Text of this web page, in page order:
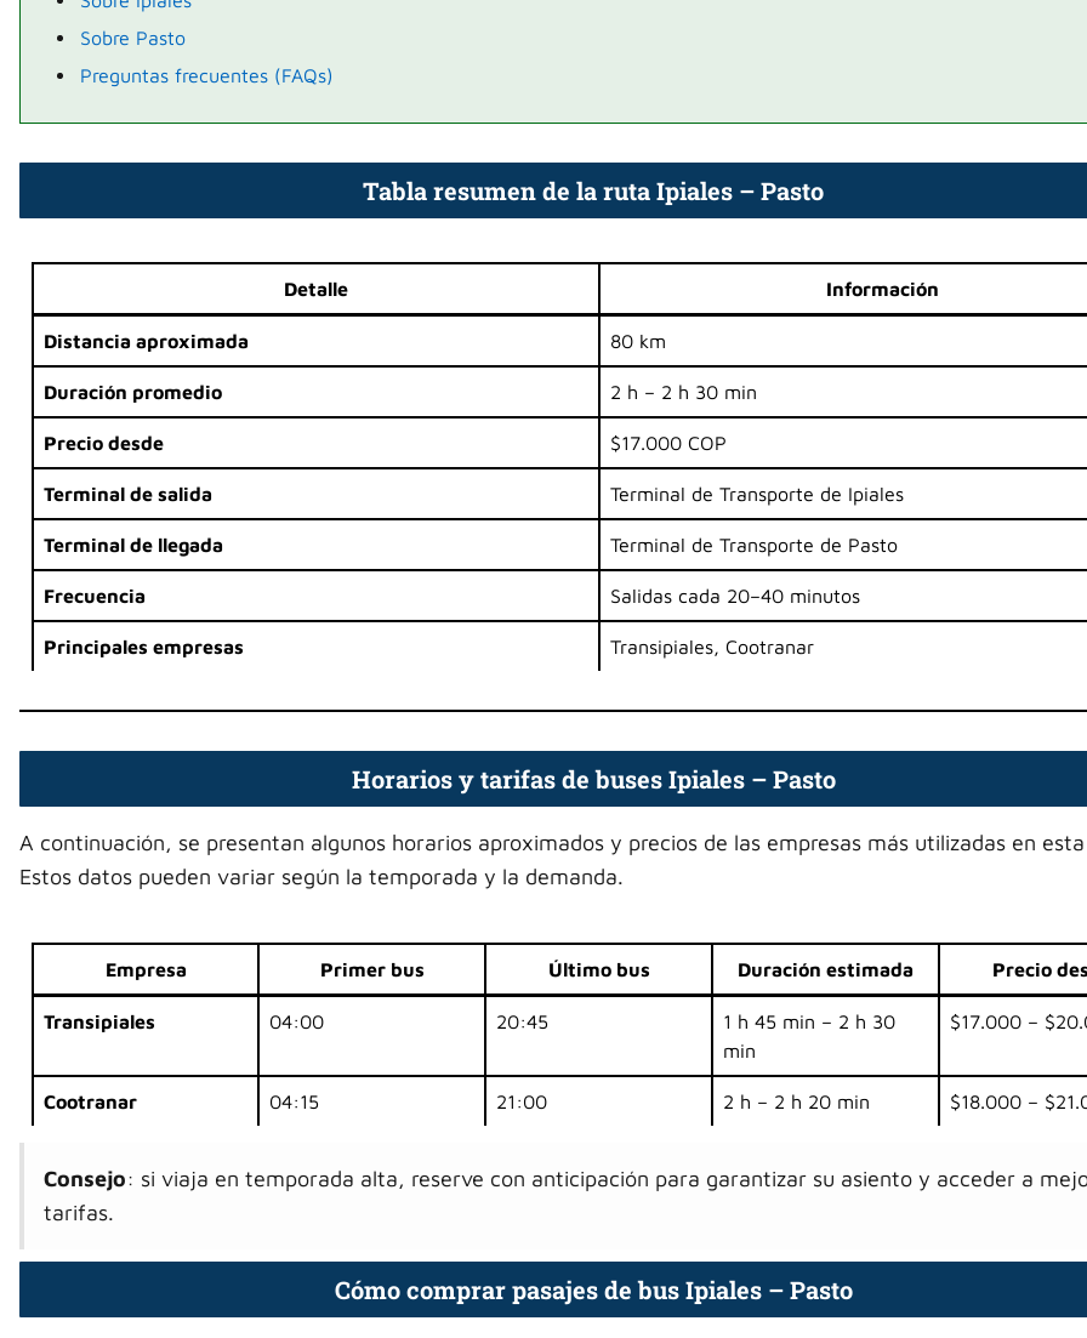
Sobre Pasto
Preguntas frecuentes (FAQs)
Tabla resumen de la ruta Ipiales – Pasto
Detalle Información
Distancia aproximada 80 km
Duración promedio 2 h – 2 h 30 min
Precio desde $17.000 COP
Terminal de salida Terminal de Transporte de Ipiales
Terminal de llegada Terminal de Transporte de Pasto
Frecuencia Salidas cada 20–40 minutos
Principales empresas Transipiales, Cootranar
Horarios y tarifas de buses Ipiales – Pasto
A continuación, se presentan algunos horarios aproximados y precios de las empresas más utilizadas en
Estos datos pueden variar según la temporada y la demanda.
Empresa Primer bus Último bus Duración estimada Precio
Transipiales 04:00 20:45
1 h 45 min – 2 h 30
min
$17.000 –
Cootranar 04:15 21:00 2 h – 2 h 20 min $18.000 –
Consejo: si viaja en temporada alta, reserve con anticipación para garantizar su asiento y acceder a
tarifas.
Cómo comprar pasajes de bus Ipiales – Pasto